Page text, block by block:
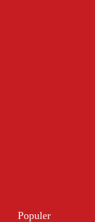
Populer